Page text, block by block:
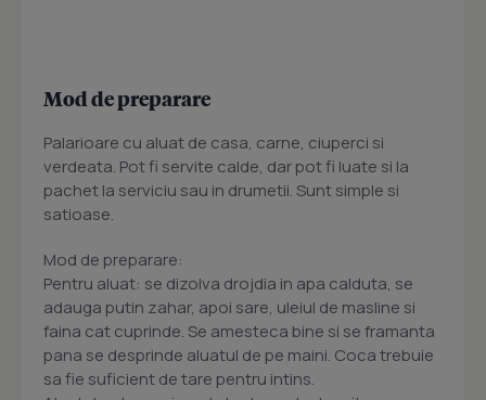
Mod de preparare
Palarioare cu aluat de casa, carne, ciuperci si
verdeata. Pot fi servite calde, dar pot fi luate si la
pachet la serviciu sau in drumetii. Sunt simple si
satioase.
Mod de preparare:
Pentru aluat: se dizolva drojdia in apa calduta, se
adauga putin zahar, apoi sare, uleiul de masline si
faina cat cuprinde. Se amesteca bine si se framanta
pana se desprinde aluatul de pe maini. Coca trebuie
sa fie suficient de tare pentru intins.